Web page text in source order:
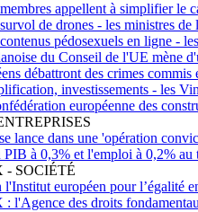
appellent à simplifier le
survol de drones - les ministres
contenus pédosexuels en ligne -
du Conseil de l'UE mène
débattront des crimes
investissements - les
européenne des
lance dans une 'opération
PIB à 0,3% et l'emploi à 0,2%
SOCIÉTÉ
l'Institut européen pour l’égalité
: l'Agence des droits